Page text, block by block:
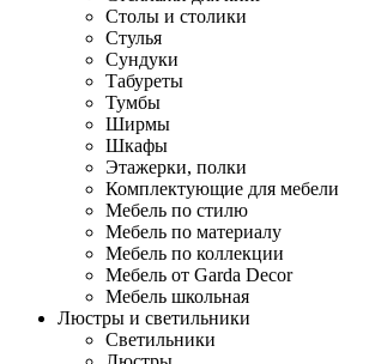
Столы и столики
Стулья
Сундуки
Табуреты
Тумбы
Ширмы
Шкафы
Этажерки, полки
Комплектующие для мебели
Мебель по стилю
Мебель по материалу
Мебель по коллекции
Мебель от Garda Decor
Мебель школьная
Люстры и светильники
Светильники